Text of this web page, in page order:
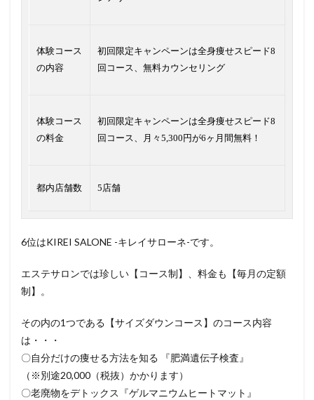
体験コース
の内容
初回限定キャンペーンは全身痩せスピード8
回コース、無料カウンセリング
体験コース
の料金
初回限定キャンペーンは全身痩せスピード8
回コース、月々5,300円が6ヶ月間無料！
都内店舗数 5店舗
6位はKIREI SALONE -キレイサローネ-です。
エステサロンでは珍しい【コース制】、料金も【毎月の定額
制】。
その内の1つである【サイズダウンコース】のコース内容
は・・・
〇自分だけの痩せる方法を知る 『肥満遺伝子検査』
（※別途20,000（税抜）かかります）
〇老廃物をデトックス『ゲルマニウムヒートマット』